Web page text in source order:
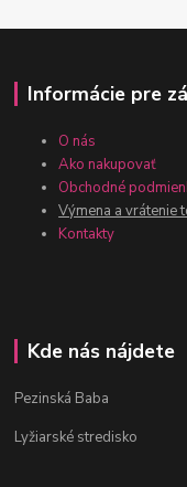
Informácie pre
O nás
Ako nakupovať
Obchodné
Výmena a vrátenie
Kontakty
Kde nás nájdete
Pezinská Baba
Lyžiarské stredisko